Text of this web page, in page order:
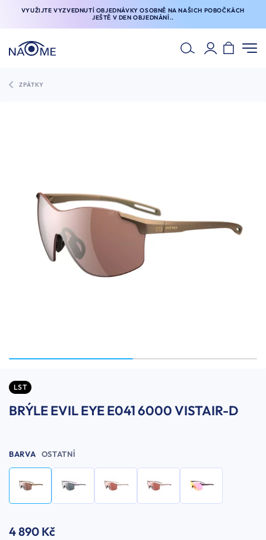
VYUŽIJTE VYZVEDNUTÍ OBJEDNÁVKY OSOBNĚ NA NAŠICH POBOČKÁCH
JEŠTĚ V DEN OBJEDNÁNÍ..
ZPÁTKY
LST
BRÝLE EVIL EYE E041 6000 VISTAIR-D
BARVA OSTATNÍ
4 890 Kč